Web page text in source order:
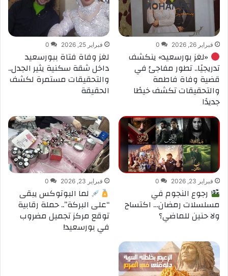
فبراير 26, 2026 0
«لغز بورسعيد» ينكشف
تدريجيًا.. تطور مفاجئ في
قضية وفاة فاطمة
والتحقيقات تكشف خيطًا
جديدًا
فبراير 25, 2026 0
لغز وفاة فتاة ببورسعيد
داخل شقة سكنية يثير الجدل..
والتحقيقات مستمرة لكشف
الحقيقة
فبراير 23, 2026 0
رجوع النجوم في
مسلسلات رمضان… اكتساح
ولا حنين للماضي؟
فبراير 23, 2026 0
لما البوتوكس يبقى
“على البركة”.. حملة رقابية
توقع مركز تجميل مضروب
في بورسعيد!